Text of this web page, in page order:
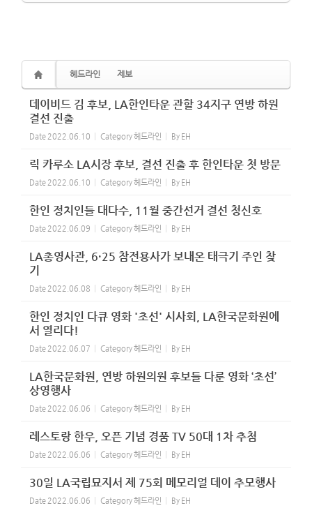
헤드라인 제보
데이비드 김 후보, LA한인타운 관할 34지구 연방 하원
결선 진출
Date 2022.06.10 Category헤드라인 By EH
릭 카루소 LA시장 후보, 결선 진출 후 한인타운 첫 방문
Date 2022.06.10 Category헤드라인 By EH
한인 정치인들 대다수, 11월 중간선거 결선 청신호
Date 2022.06.09 Category헤드라인 By EH
LA총영사관, 6·25 참전용사가 보내온 태극기 주인 찾
기
Date 2022.06.08 Category헤드라인 By EH
한인 정치인 다큐 영화 '초선' 시사회, LA한국문화원에
서 열리다!
Date 2022.06.07 Category헤드라인 By EH
LA한국문화원, 연방 하원의원 후보들 다룬 영화 ‘초선’
상영행사
Date 2022.06.06 Category헤드라인 By EH
레스토랑 한우, 오픈 기념 경품 TV 50대 1차 추첨
Date 2022.06.06 Category헤드라인 By EH
30일 LA국립묘지서 제 75회 메모리얼 데이 추모행사
Date 2022.06.06 Category헤드라인 By EH